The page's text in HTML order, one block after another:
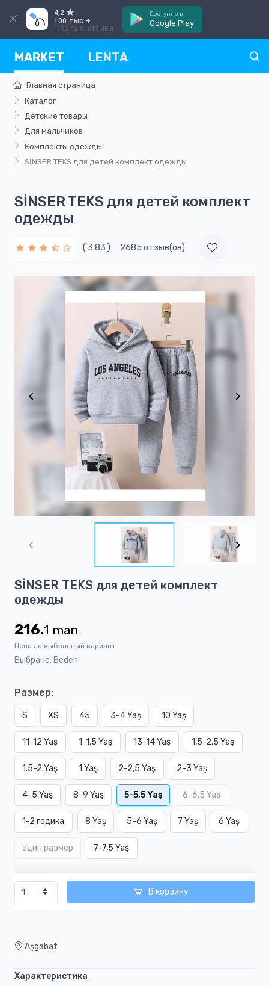
4,2
100 тыс.+
1,92 тыс. отзыва
Доступно в
Google Play
MARKET LENTA
Главная страница
Каталог
Детские товары
Для мальчиков
Комплекты одежды
SİNSER TEKS для детей комплект одежды
SİNSER TEKS для детей комплект
одежды
( 3.83 ) 2685 отзыв(ов)
1
of
SİNSER TEKS для детей комплект
одежды
216.1 man
Цена за выбранный вариант
Выбрано: Beden
Размер:
S XS 45 3-4 Yaş 10 Yaş
11-12 Yaş 1-1,5 Yaş 13-14 Yaş 1,5-2,5 Yaş
1.5-2 Yaş 1 Yaş 2-2,5 Yaş 2-3 Yaş
4-5 Yaş 8-9 Yaş 5-5,5 Yaş 6-6,5 Yaş
1-2 годика 8 Yaş 5-6 Yaş 7 Ýaş 6 Yaş
один размер 7-7,5 Yaş
В корзину
Aşgabat
Характеристика